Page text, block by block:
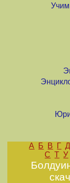
Учим
А Б В Г Д
С Т У